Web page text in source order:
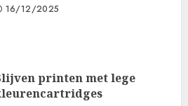
16/12/2025
printen met lege